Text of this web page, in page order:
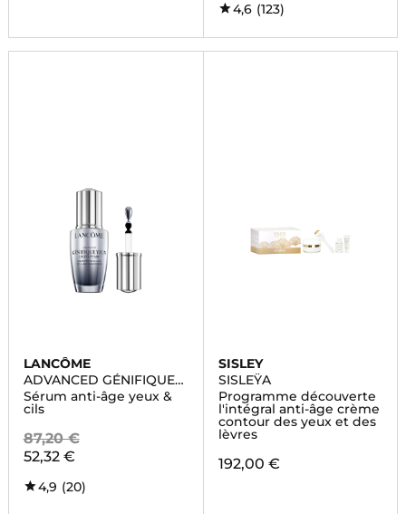
4,6 (123)
LANCÔME
ADVANCED GÉNIFIQUE
LIGHT PEARL
Sérum anti-âge yeux &
cils
87,20 €
52,32 €
4,9 (20)
SISLEY
SISLEŸA
Programme découverte
l'intégral anti-âge crème
contour des yeux et des
lèvres
192,00 €